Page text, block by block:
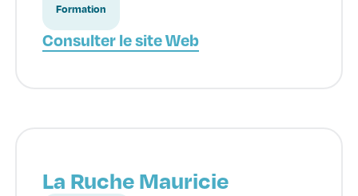
Formation
Consulter le site Web
La Ruche Mauricie